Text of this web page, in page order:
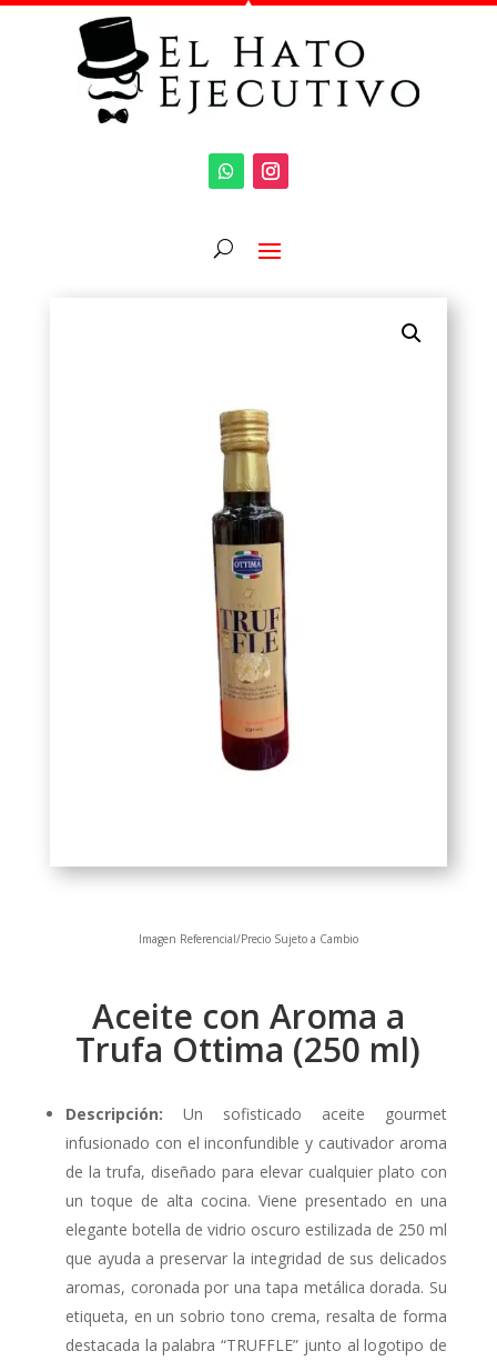
Imagen Referencial/Precio Sujeto a Cambio
Aceite con Aroma a
Trufa Ottima (250 ml)
Descripción: Un sofisticado aceite gourmet
infusionado con el inconfundible y cautivador aroma
de la trufa, diseñado para elevar cualquier plato con
un toque de alta cocina. Viene presentado en una
elegante botella de vidrio oscuro estilizada de 250 ml
que ayuda a preservar la integridad de sus delicados
aromas, coronada por una tapa metálica dorada. Su
etiqueta, en un sobrio tono crema, resalta de forma
destacada la palabra “TRUFFLE” junto al logotipo de